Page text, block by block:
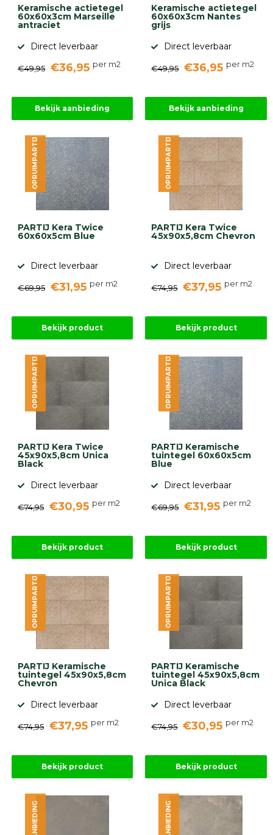
Keramische actietegel
60x60x3cm Marseille
antraciet
Direct leverbaar
€49,95 €36,95 per m2
Bekijk aanbieding
Keramische actietegel
60x60x3cm Nantes
grijs
Direct leverbaar
€49,95 €36,95 per m2
Bekijk aanbieding
PARTIJ Kera Twice
60x60x5cm Blue
Direct leverbaar
€69,95 €31,95 per m2
OPRUIMPARTIJ
Bekijk product
PARTIJ Kera Twice
45x90x5,8cm Chevron
Direct leverbaar
€74,95 €37,95 per m2
OPRUIMPARTIJ
Bekijk product
PARTIJ Kera Twice
45x90x5,8cm Unica
Black
Direct leverbaar
€74,95 €30,95 per m2
OPRUIMPARTIJ
Bekijk product
PARTIJ Keramische
tuintegel 60x60x5cm
Blue
Direct leverbaar
€69,95 €31,95 per m2
OPRUIMPARTIJ
Bekijk product
PARTIJ Keramische
tuintegel 45x90x5,8cm
Chevron
Direct leverbaar
€74,95 €37,95 per m2
OPRUIMPARTIJ
Bekijk product
PARTIJ Keramische
tuintegel 45x90x5,8cm
Unica Black
Direct leverbaar
€74,95 €30,95 per m2
OPRUIMPARTIJ
Bekijk product
AANBIEDING AANBIEDING